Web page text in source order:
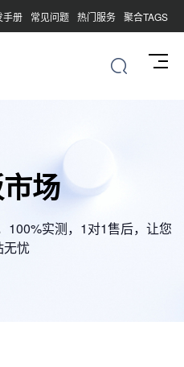
聚合TAGS
热门服务
常见问题
手册
场
100%实测，1对1售后，让您
无忧